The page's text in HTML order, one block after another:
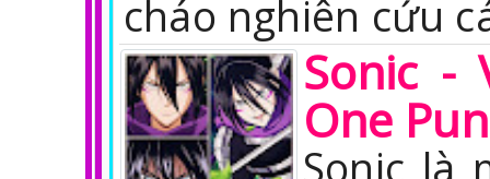
cháo nghiên cứu
Sonic -
One
Sonic là